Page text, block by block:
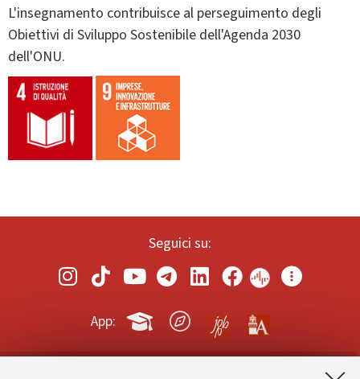
L'insegnamento contribuisce al perseguimento degli
Obiettivi di Sviluppo Sostenibile dell'Agenda 2030
dell'ONU.
Seguici su:
App: